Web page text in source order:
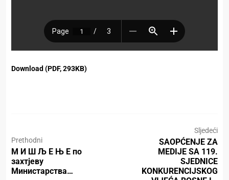
Download (PDF, 293KB)
Prethodni
М И Ш Љ Е Њ Е по
захтјеву
Министарства…
Sljedeći
SAOPĆENJE ZA
MEDIJE SA 119.
SJEDNICE
KONKURENCIJSKOG